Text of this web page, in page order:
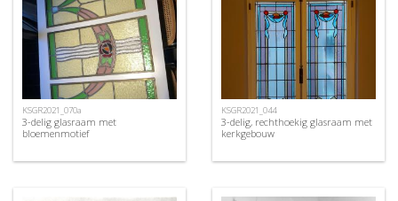
KSGR2021_070a
3-delig glasraam met
bloemenmotief
KSGR2021_044
3-delig, rechthoekig glasraam met
kerkgebouw